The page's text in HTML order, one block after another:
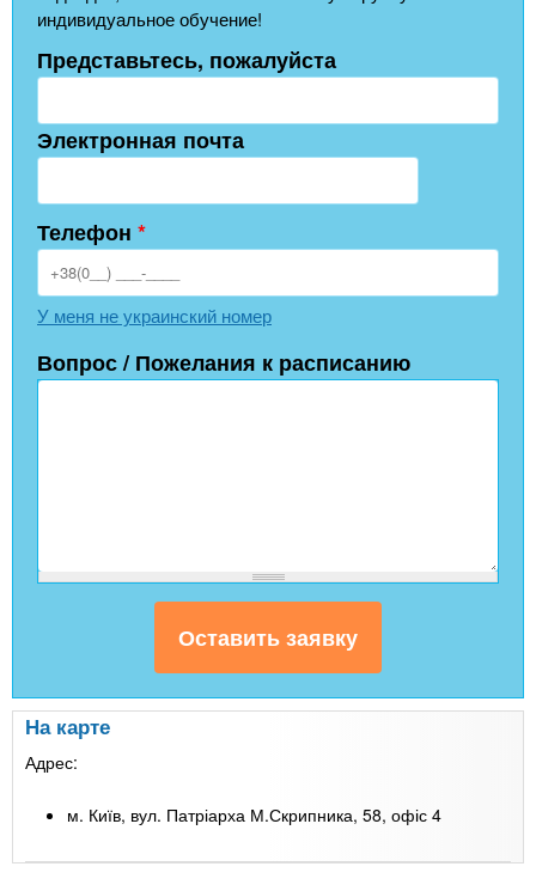
индивидуальное обучение!
Представьтесь, пожалуйста
Электронная почта
Телефон *
У меня не украинский номер
Вопрос / Пожелания к расписанию
На карте
Адрес:
м. Київ, вул. Патріарха М.Скрипника, 58, офіс 4